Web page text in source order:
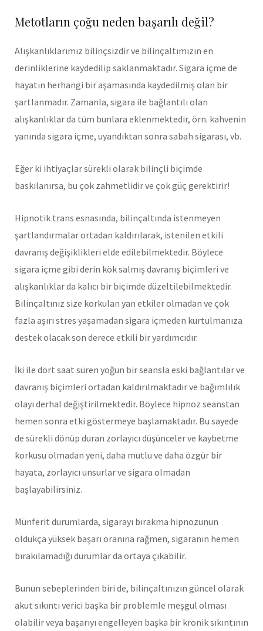
Metotların çoğu neden başarılı değil?
Alışkanlıklarımız bilinçsizdir ve bilinçaltımızın en
derinliklerine kaydedilip saklanmaktadır. Sigara içme de
hayatın herhangi bir aşamasında kaydedilmiş olan bir
şartlanmadır. Zamanla, sigara ile bağlantılı olan
alışkanlıklar da tüm bunlara eklenmektedir, örn. kahvenin
yanında sigara içme, uyandıktan sonra sabah sigarası, vb.
Eğer ki ihtiyaçlar sürekli olarak bilinçli biçimde
baskılanırsa, bu çok zahmetlidir ve çok güç gerektirir!
Hipnotik trans esnasında, bilinçaltında istenmeyen
şartlandırmalar ortadan kaldırılarak, istenilen etkili
davranış değişiklikleri elde edilebilmektedir. Böylece
sigara içme gibi derin kök salmış davranış biçimleri ve
alışkanlıklar da kalıcı bir biçimde düzeltilebilmektedir.
Bilinçaltınız size korkulan yan etkiler olmadan ve çok
fazla aşırı stres yaşamadan sigara içmeden kurtulmanıza
destek olacak son derece etkili bir yardımcıdır.
İki ile dört saat süren yoğun bir seansla eski bağlantılar ve
davranış biçimleri ortadan kaldırılmaktadır ve bağımlılık
olayı derhal değiştirilmektedir. Böylece hipnoz seanstan
hemen sonra etki göstermeye başlamaktadır. Bu sayede
de sürekli dönüp duran zorlayıcı düşünceler ve kaybetme
korkusu olmadan yeni, daha mutlu ve daha özgür bir
hayata, zorlayıcı unsurlar ve sigara olmadan
başlayabilirsiniz.
Münferit durumlarda, sigarayı bırakma hipnozunun
oldukça yüksek başarı oranına rağmen, sigaranın hemen
bırakılamadığı durumlar da ortaya çıkabilir.
Bunun sebeplerinden biri de, bilinçaltınızın güncel olarak
akut sıkıntı verici başka bir problemle meşgul olması
olabilir veya başarıyı engelleyen başka bir kronik sıkıntının